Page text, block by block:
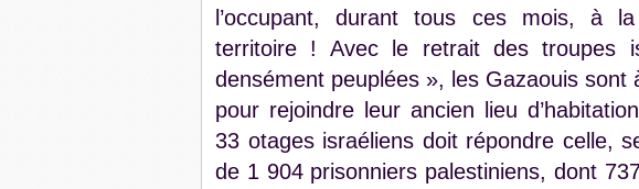
l’occupant, durant tous ces mois, à
territoire ! Avec le retrait des troupes
densément peuplées », les Gazaouis sont
pour rejoindre leur ancien lieu
33 otages israéliens doit répondre celle,
de 1 904 prisonniers palestiniens, dont